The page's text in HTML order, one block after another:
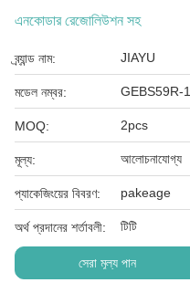
এনকোডার রেজোলিউশন সহ
ব্র্যান্ড নাম: JIAYU
মডেল নম্বর: GEBS59R-
MOQ: 2pcs
মূল্য: আলোচনাযোগ্য
প্যাকেজিংয়ের বিবরণ: pakeage
অর্থ প্রদানের শর্তাবলী: টিটি
সেরা মূল্য পান